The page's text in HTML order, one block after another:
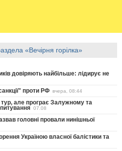
«Вечірня горілка»
довіряють найбільше: лідирує не
проти РФ вчера, 08:44
але програє Залужному та
07.08
головні провали нинішньої
Україною власної балістики та